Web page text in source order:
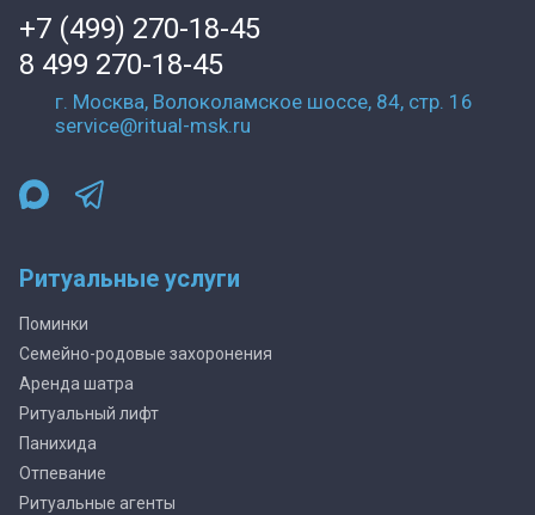
+7 (499) 270-18-45
8 499 270-18-45
г. Москва, Волоколамское шоссе, 84, стр. 16
service@ritual-msk.ru
Ритуальные услуги
Поминки
Семейно-родовые захоронения
Аренда шатра
Ритуальный лифт
Панихида
Отпевание
Ритуальные агенты